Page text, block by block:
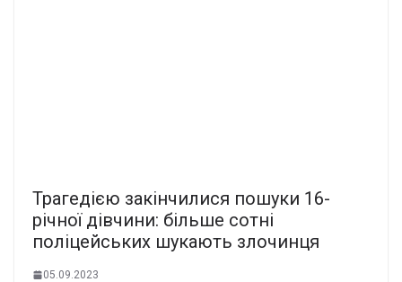
Трагедією закінчилися пошуки 16-
річної дівчини: більше сотні
поліцейських шукають злочинця
05.09.2023